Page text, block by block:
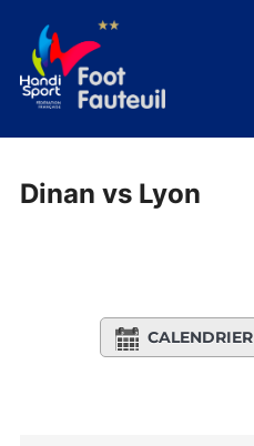
contenu
Dinan vs Lyon
CALENDRIER